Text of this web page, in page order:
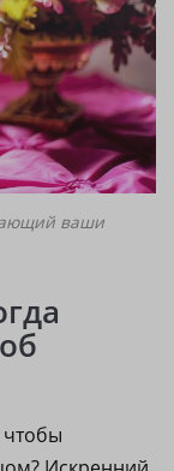
ваши
чтобы